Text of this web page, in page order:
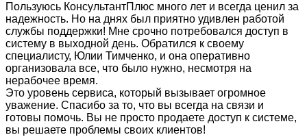
Пользуюсь КонсультантПлюс много лет и всегда ценил за
надежность. Но на днях был приятно удивлен работой
службы поддержки! Мне срочно потребовался доступ в
систему в выходной день. Обратился к своему
специалисту, Юлии Тимченко, и она оперативно
организовала все, что было нужно, несмотря на
нерабочее время.
Это уровень сервиса, который вызывает огромное
уважение. Спасибо за то, что вы всегда на связи и
готовы помочь. Вы не просто продаете доступ к системе,
вы решаете проблемы своих клиентов!